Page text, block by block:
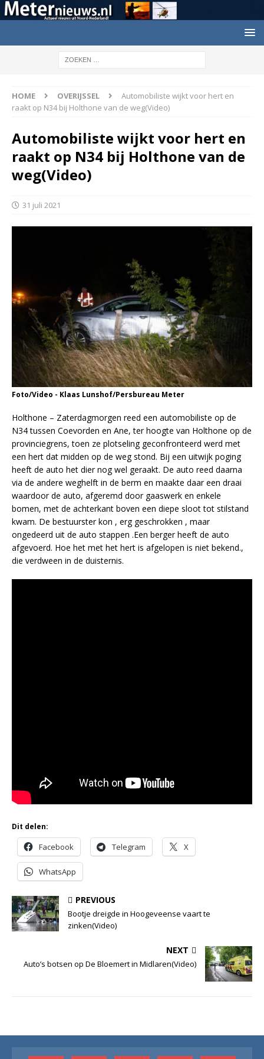
HOME OVERIJSSEL
Automobiliste wijkt voor hert en
raakt op N34 bij Holthone van de weg(Video)
Automobiliste wijkt voor hert en
raakt op N34 bij Holthone van de
weg(Video)
31 juli 2021
Foto/Video - Klaas Lunshof/Persbureau Meter
Holthone – Zaterdagmorgen reed een automobiliste op de
N34 tussen Coevorden en Ane, ter hoogte van Holthone op de
provinciegrens, toen ze plotseling geconfronteerd werd met
een hert dat midden op de weg stond. Bij een uitwijk poging
heeft de auto het dier nog wel geraakt. De auto reed daarna
via de andere weghelft in de berm en maakte daar een draai
waardoor de auto, afgeremd door gaaswerk en enkele
bomen, met de achterkant boven een diepe sloot tot stilstand
kwam. De bestuurster kon , erg geschrokken , maar
ongedeerd uit de auto stappen .Een berger heeft de auto
afgevoerd. Hoe het met het hert is afgelopen is niet bekend.,
die verdween in de duisternis.
Dit delen:
Facebook Telegram X
WhatsApp
PREVIOUS
Bootje dreigde in Hoogeveense vaart te
zinken(Video)
NEXT
Auto’s botsen op De Bloemert in Midlaren(Video)